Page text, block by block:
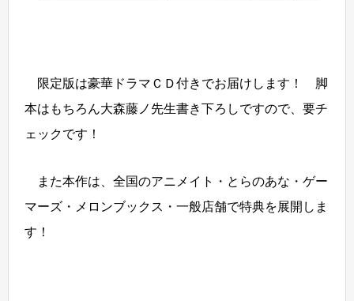
限定版は豪華ドラマＣＤ付きでお届けします！ 脚
本はもちろん大森藤ノ先生書き下ろしですので、要チ
ェックです！
また本作は、全国のアニメイト・とらのあな・ゲー
マーズ・メロンブックス・一般店舗で特典を展開しま
す！